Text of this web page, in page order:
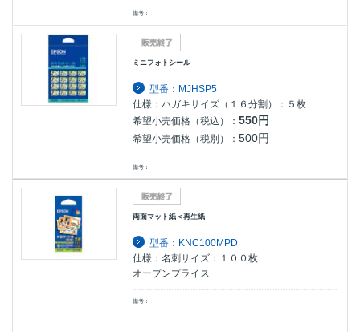
備考：
ミニフォトシール
型番：MJHSP5
仕様：ハガキサイズ（１６分割）：５枚
希望小売価格（税込）： 550円
希望小売価格（税別）： 500円
備考：
両面マット紙＜再生紙
型番：KNC100MPD
仕様：名刺サイズ：１００枚
オープンプライス
備考：